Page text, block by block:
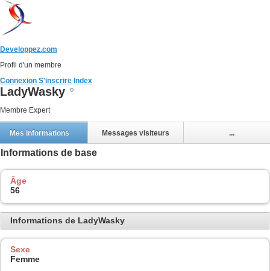
Developpez.com
Profil d'un membre
Connexion S'inscrire Index
LadyWasky
Membre Expert
Mes informations Messages visiteurs ...
Informations de base
Âge
56
Informations de LadyWasky
Sexe
Femme